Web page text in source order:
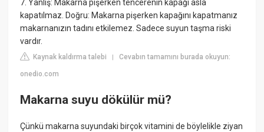
7. Yanlış: Makarna pişerken tencerenin kapağı asla
kapatılmaz. Doğru: Makarna pişerken kapağını kapatmanız
makarnanızın tadını etkilemez. Sadece suyun taşma riski
vardır.
Kaynak kaldırma talebi |Cevabın tamamını burada okuyun:
onedio.com
Makarna suyu dökülür mü?
Çünkü makarna suyundaki birçok vitamini de böylelikle ziyan